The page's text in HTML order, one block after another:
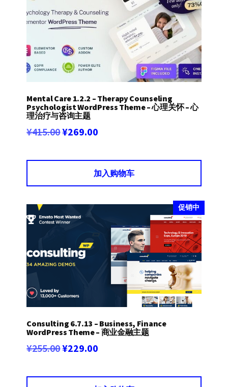
Mental Care 1.2.2 – Therapy Counseling
Psychologist WordPress Theme – 心理关怀 – 心
理治疗与咨询主题
¥415.00原
为：
¥415.00。
¥269.00
价
格
¥269.00。
加入购物车
促销中
Consulting 6.7.13 – Business, Finance
WordPress Theme – 商业金融主题
¥255.00原
为：
¥229.00
价